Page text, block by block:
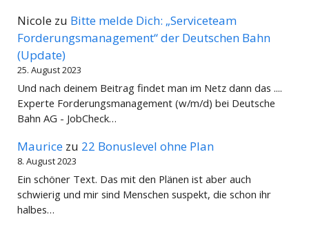
Nicole zu Bitte melde Dich: „Serviceteam
Forderungsmanagement“ der Deutschen Bahn
(Update)
25. August 2023
Und nach deinem Beitrag findet man im Netz dann das ....
Experte Forderungsmanagement (w/m/d) bei Deutsche
Bahn AG - JobCheck…
Maurice zu 22 Bonuslevel ohne Plan
8. August 2023
Ein schöner Text. Das mit den Plänen ist aber auch
schwierig und mir sind Menschen suspekt, die schon ihr
halbes…